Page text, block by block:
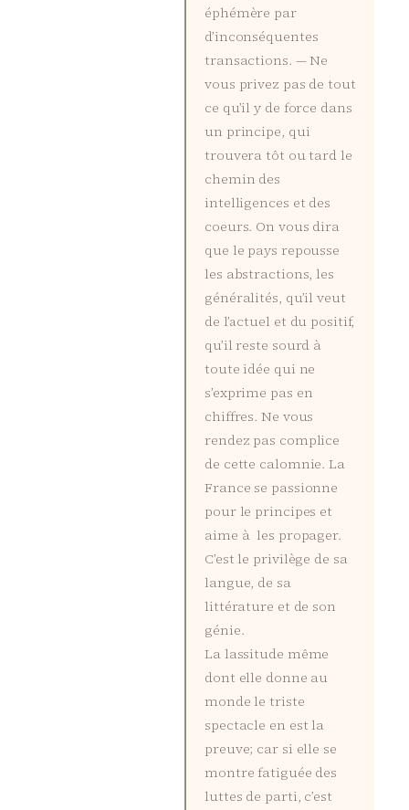
éphémère par
d’inconséquentes
transactions. — Ne
vous privez pas de tout
ce qu’il y de force dans
un principe, qui
trouvera tôt ou tard le
chemin des
intelligences et des
coeurs. On vous dira
que le pays repousse
les abstractions, les
généralités, qu’il veut
de l’actuel et du positif,
qu’il reste sourd à
toute idée qui ne
s’exprime pas en
chiffres. Ne vous
rendez pas complice
de cette calomnie. La
France se passionne
pour le principes et
aime à les propager.
C’est le privilège de sa
langue, de sa
littérature et de son
génie.
La lassitude même
dont elle donne au
monde le triste
spectacle en est la
preuve; car si elle se
montre fatiguée des
luttes de parti, c’est